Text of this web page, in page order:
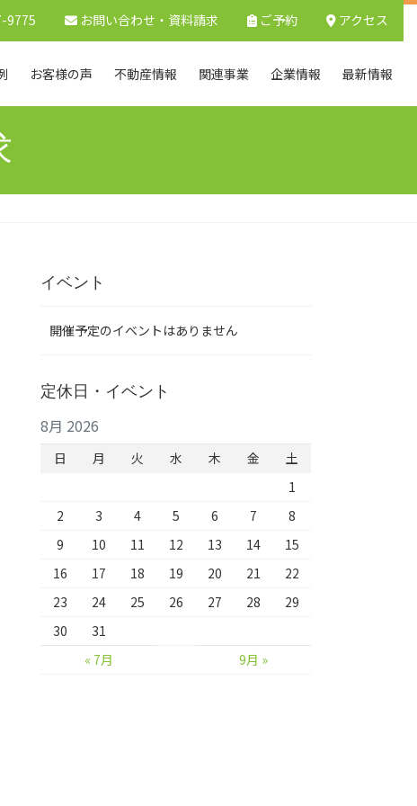
お客様の声 不動産情報 関連事業 企業情報 最新情報
9775 お問い合わせ ・資料請求 ご予約 アクセス
イベント
開催予定のイベントはありません
定休日・イベント
8月 2026
日 月 火 水 木 金
土
1
2
3 4 5 6 7
8
9
10 11 12 13 14
15
16
17 18 19 20 21
22
23
24 25 26 27 28
29
30
31
« 7月
9月 »